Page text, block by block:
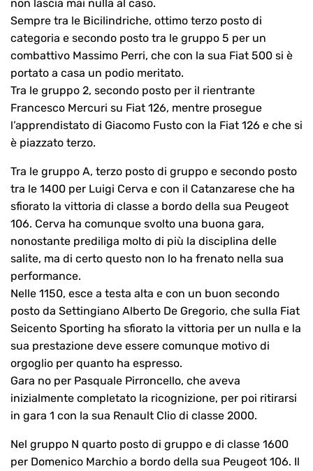
non lascia mai nulla al caso.
Sempre tra le Bicilindriche, ottimo terzo posto di
categoria e secondo posto tra le gruppo 5 per un
combattivo Massimo Perri, che con la sua Fiat 500 si è
portato a casa un podio meritato.
Tra le gruppo 2, secondo posto per il rientrante
Francesco Mercuri su Fiat 126, mentre prosegue
l’apprendistato di Giacomo Fusto con la Fiat 126 e che si
è piazzato terzo.
Tra le gruppo A, terzo posto di gruppo e secondo posto
tra le 1400 per Luigi Cerva e con il Catanzarese che ha
sfiorato la vittoria di classe a bordo della sua Peugeot
106. Cerva ha comunque svolto una buona gara,
nonostante prediliga molto di più la disciplina delle
salite, ma di certo questo non lo ha frenato nella sua
performance.
Nelle 1150, esce a testa alta e con un buon secondo
posto da Settingiano Alberto De Gregorio, che sulla Fiat
Seicento Sporting ha sfiorato la vittoria per un nulla e la
sua prestazione deve essere comunque motivo di
orgoglio per quanto ha espresso.
Gara no per Pasquale Pirroncello, che aveva
inizialmente completato la ricognizione, per poi ritirarsi
in gara 1 con la sua Renault Clio di classe 2000.
Nel gruppo N quarto posto di gruppo e di classe 1600
per Domenico Marchio a bordo della sua Peugeot 106. Il